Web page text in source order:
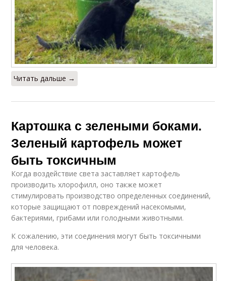
Читать дальше →
Картошка с зелеными боками.
Зеленый картофель может
быть токсичным
Когда воздействие света заставляет картофель
производить хлорофилл, оно также может
стимулировать производство определенных соединений,
которые защищают от повреждений насекомыми,
бактериями, грибами или голодными животными.
К сожалению, эти соединения могут быть токсичными
для человека.